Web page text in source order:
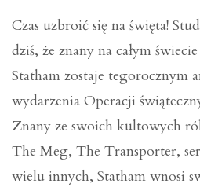
Czas uzbroić się na święta!
dziś, że znany na całym
Statham zostaje tegorocznym
wydarzenia Operacji
Znany ze swoich kultowych
The Meg, The Transporter,
wielu innych, Statham wnosi